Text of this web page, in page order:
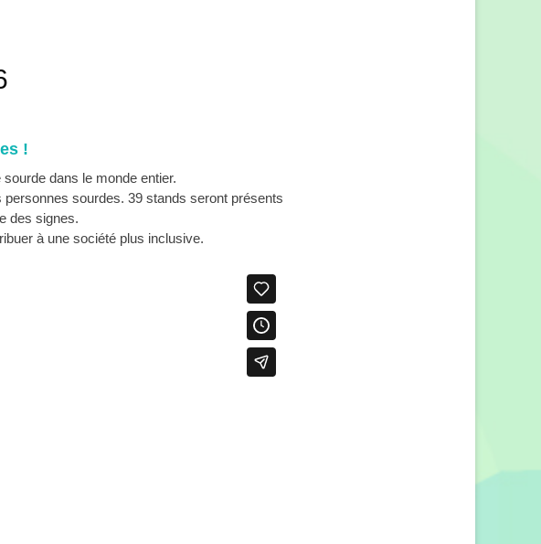
!
dans le monde entier.
sourdes. 39 stands seront présents
des signes.
à une société plus inclusive.